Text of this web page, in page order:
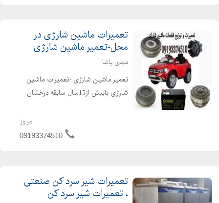
تعمیرات ماشین شارژی در
محل-تعمیر ماشین شارژی
مهدی پاشا
تعمیر ماشین شارژی -تعمیرات ماشین
شارژی بابیش از15سال سابقه درخشان
***تعمیرات ماشین شارژی در محل***
تعمیر اسباب بازی کنترل از راه دور-
امروز
09193374510
تعمیرات شیر سرد کن صنعتی
، تعمیرات شیر سرد کن